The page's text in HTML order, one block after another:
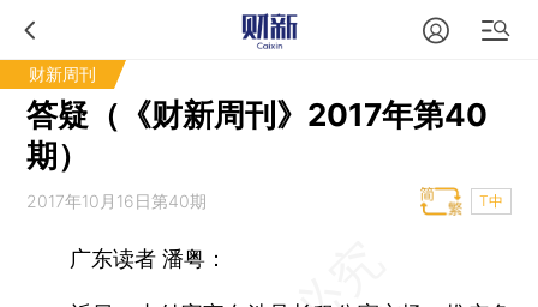
财新周刊
答疑（《财新周刊》2017年第40
期）
2017年10月16日第40期 T中
广东读者 潘粤：